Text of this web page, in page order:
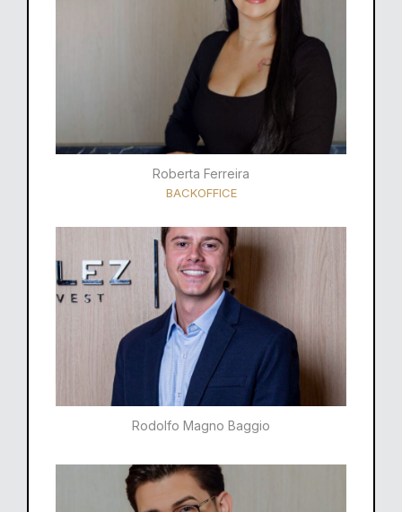
Roberta Ferreira
BACKOFFICE
Rodolfo Magno Baggio​​